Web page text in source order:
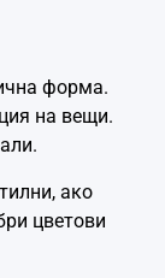
форма.
на вещи.
ако
цветови